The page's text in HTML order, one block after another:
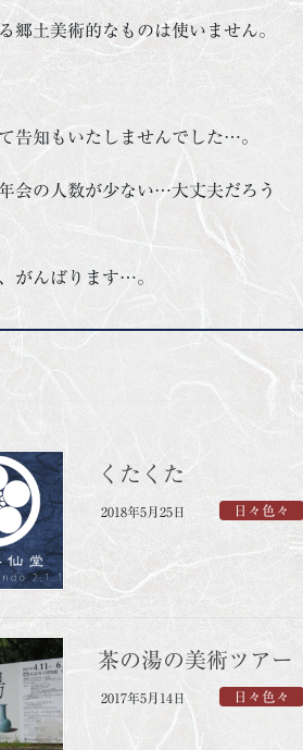
土美術的なものは使いません。
告知もいたしませんでした…。
会の人数が少ない…大丈夫だろう
がんばります…。
くたくた
2018年5月25日 日々色々
茶の湯の美術ツアー
2017年5月14日 日々色々